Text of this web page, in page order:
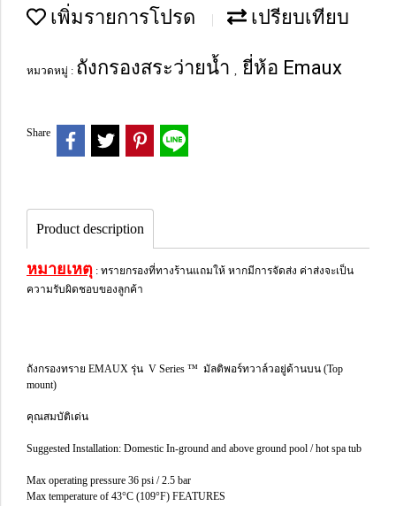
เพิ่มรายการโปรด เปรียบเทียบ
หมวดหมู่ : ถังกรองสระว่ายน้ำ , ยี่ห้อ Emaux
Share
Product description
หมายเหตุ : ทรายกรองที่ทางร้านแถมให้ หากมีการจัดส่ง ค่าส่งจะเป็น
ความรับผิดชอบของลูกค้า
ถังกรองทราย EMAUX รุ่น V Series ™ มัลติพอร์ทวาล์วอยู่ด้านบน (Top
mount)
คุณสมบัติเด่น
Suggested Installation: Domestic In-ground and above ground pool / hot spa tub
Max operating pressure 36 psi / 2.5 bar
Max temperature of 43°C (109°F) FEATURES